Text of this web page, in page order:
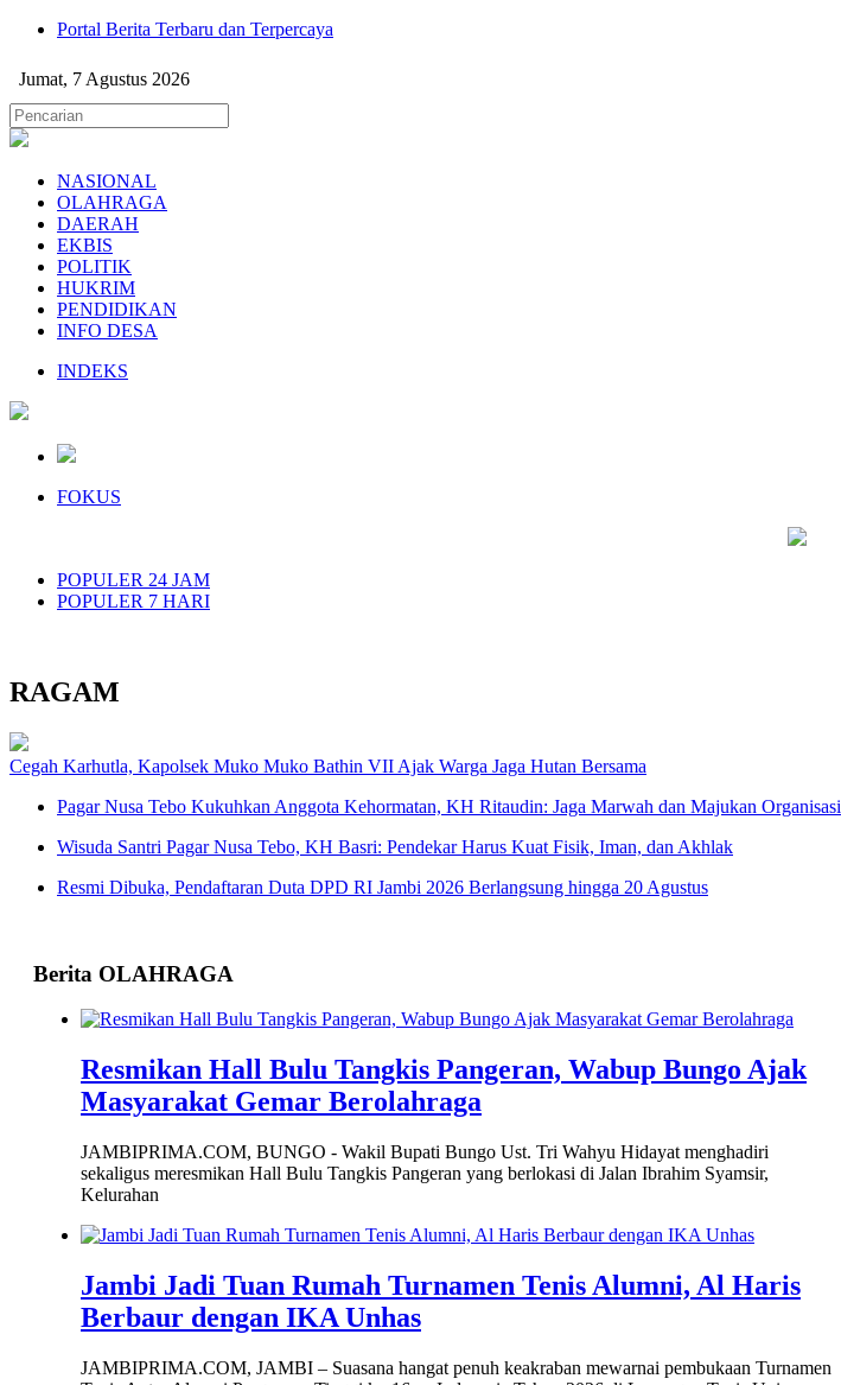
Portal Berita Terbaru dan Terpercaya
Jumat, 7 Agustus 2026
NASIONAL
OLAHRAGA
DAERAH
EKBIS
POLITIK
HUKRIM
PENDIDIKAN
INFO DESA
INDEKS
FOKUS
POPULER 24 JAM
POPULER 7 HARI
RAGAM
Cegah Karhutla, Kapolsek Muko Muko Bathin VII Ajak Warga Jaga Hutan Bersama
Pagar Nusa Tebo Kukuhkan Anggota Kehormatan, KH Ritaudin: Jaga Marwah dan Majukan Organisasi
Wisuda Santri Pagar Nusa Tebo, KH Basri: Pendekar Harus Kuat Fisik, Iman, dan Akhlak
Resmi Dibuka, Pendaftaran Duta DPD RI Jambi 2026 Berlangsung hingga 20 Agustus
Berita OLAHRAGA
Resmikan Hall Bulu Tangkis Pangeran, Wabup Bungo Ajak
Masyarakat Gemar Berolahraga
JAMBIPRIMA.COM, BUNGO - Wakil Bupati Bungo Ust. Tri Wahyu Hidayat menghadiri
sekaligus meresmikan Hall Bulu Tangkis Pangeran yang berlokasi di Jalan Ibrahim Syamsir,
Kelurahan
Jambi Jadi Tuan Rumah Turnamen Tenis Alumni, Al Haris
Berbaur dengan IKA Unhas
JAMBIPRIMA.COM, JAMBI – Suasana hangat penuh keakraban mewarnai pembukaan Turnamen